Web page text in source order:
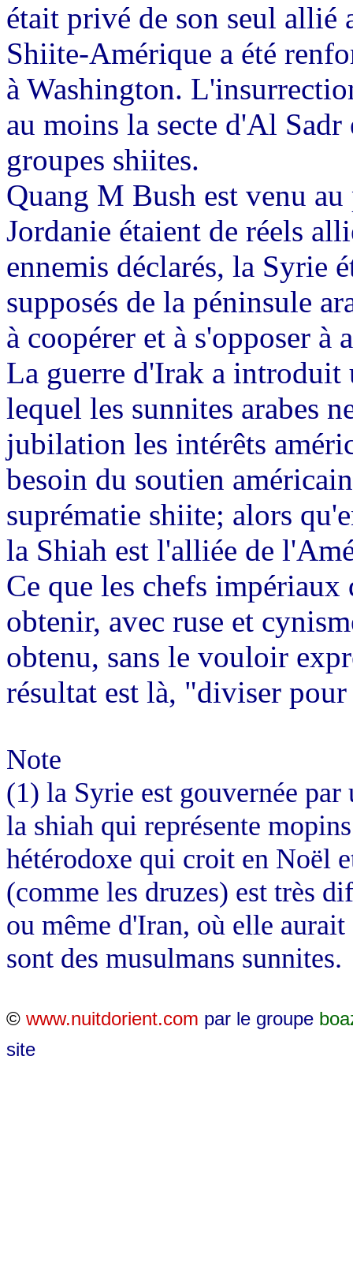
était privé de son seul allié
Shiite-Amérique a été
à Washington.
au moins la secte d'Al
groupes shiites.
Quang M Bush est venu
Jordanie étaient de réels
ennemis déclarés, la Syrie
supposés de la péninsule
à coopérer et à s'opposer à
La guerre d'Irak a introduit
lequel les sunnites arabes
jubilation les intérêts
besoin du soutien
suprématie shiite; alors
la Shiah est l'alliée de
Ce que les chefs
obtenir, avec ruse et
obtenu, sans le vouloir
résultat est là, "diviser
Note
(1) la Syrie est gouvernée
la shiah qui représente
hétérodoxe qui croit en Noël
(comme les druzes) est très
ou même d'Iran, où elle
sont des musulmans sunnites.
© www.nuitdorient.com par le groupe
site